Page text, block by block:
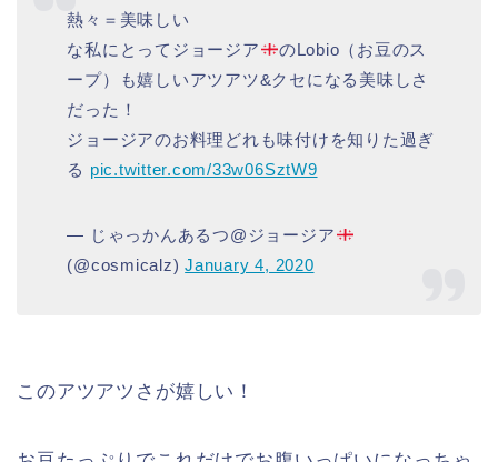
熱々＝美味しい
な私にとってジョージア
のLobio（お豆のス
ープ）も嬉しいアツアツ&クセになる美味しさ
だった！
ジョージアのお料理どれも味付けを知りた過ぎ
る pic.twitter.com/33w06SztW9
— じゃっかんあるつ@ジョージア
(@cosmicalz)January 4, 2020
このアツアツさが嬉しい！